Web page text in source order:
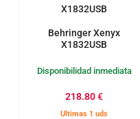
Behringer Xenyx
X1832USB
Disponibilidad inmediata
218.80€
Ultimas 1 uds